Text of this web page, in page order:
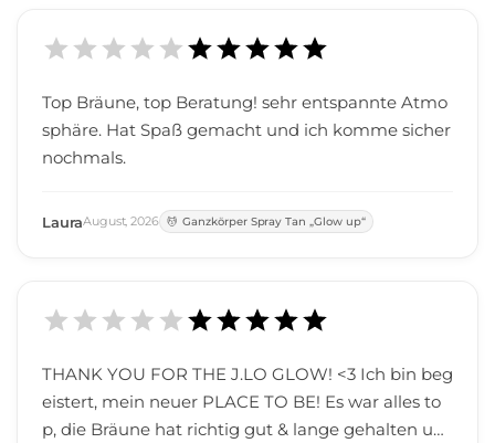
Top Bräune, top Beratung! sehr entspannte Atmo
sphäre. Hat Spaß gemacht und ich komme sicher
nochmals.
LauraAugust,2026 Ganzkörper Spray Tan „Glow up“
THANK YOU FOR THE J.LO GLOW! <3 Ich bin beg
eistert, mein neuer PLACE TO BE! Es war alles to
p, die Bräune hat richtig gut & lange gehalten un